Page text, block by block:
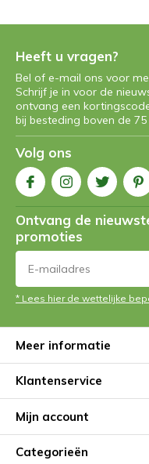
Heeft u vragen?
Bel of e-mail ons voor
Schrijf je in voor de
ontvang een
bij besteding boven de 75
Volg ons
Ontvang de
promoties
* Lees hier de wettelijke
Meer informatie
Klantenservice
Mijn account
Categorieën